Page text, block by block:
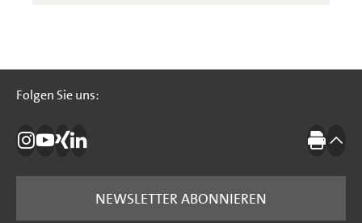
Folgen Sie uns:
Folgen Sie uns:
Die IBB auf Instagram
Die IBB auf YouTube
Die IBB auf Xing
Die IBB auf LinkedIn Drucken
NEWSLETTER ABONNIEREN